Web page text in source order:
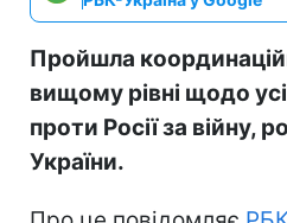
Пройшла
вищому рівні щодо
проти Росії за війну,
України.